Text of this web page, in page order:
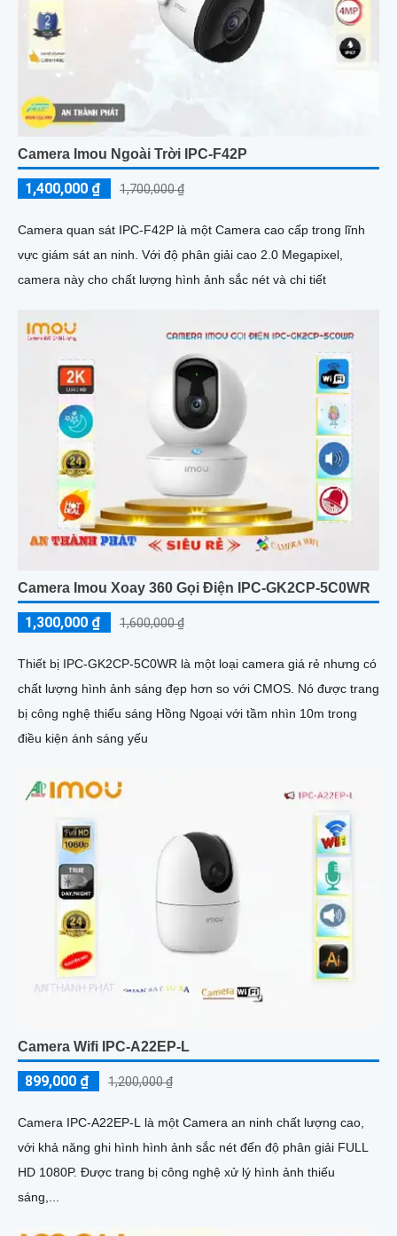
Camera Imou Ngoài Trời IPC-F42P
1,400,000 ₫ 1,700,000 ₫
Camera quan sát IPC-F42P là một Camera cao cấp trong lĩnh
vực giám sát an ninh. Với độ phân giải cao 2.0 Megapixel,
camera này cho chất lượng hình ảnh sắc nét và chi tiết
Camera Imou Xoay 360 Gọi Điện IPC-GK2CP-5C0WR
1,300,000 ₫ 1,600,000 ₫
Thiết bị IPC-GK2CP-5C0WR là một loại camera giá rẻ nhưng có
chất lượng hình ảnh sáng đẹp hơn so với CMOS. Nó được trang
bị công nghệ thiếu sáng Hồng Ngoại với tầm nhìn 10m trong
điều kiện ánh sáng yếu
Camera Wifi IPC-A22EP-L
899,000 ₫ 1,200,000 ₫
Camera IPC-A22EP-L là một Camera an ninh chất lượng cao,
với khả năng ghi hình hình ảnh sắc nét đến độ phân giải FULL
HD 1080P. Được trang bị công nghệ xử lý hình ảnh thiếu
sáng,...